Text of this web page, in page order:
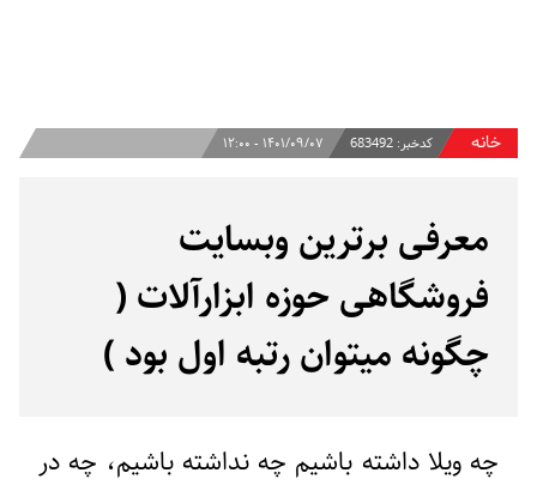
خانه کدخبر: 683492 ۱۴۰۱/۰۹/۰۷ - ۱۲:۰۰
معرفی برترین وبسایت
فروشگاهی حوزه ابزارآلات (
چگونه میتوان رتبه اول بود )
چه ویلا داشته باشیم چه نداشته باشیم، چه در